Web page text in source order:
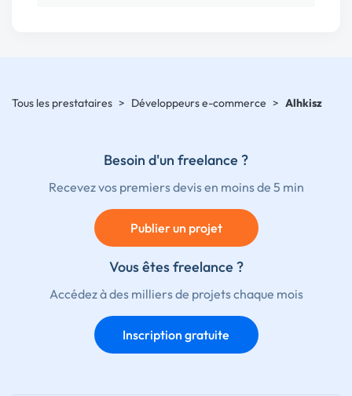
Tous les prestataires > Développeurs e-commerce > Alhkisz
Besoin d'un freelance ?
Recevez vos premiers devis en moins de 5 min
Publier un projet
Vous êtes freelance ?
Accédez à des milliers de projets chaque mois
Inscription gratuite